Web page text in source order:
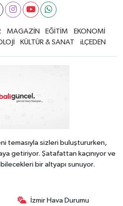
MAGAZİN EĞİTİM
EKONOMİ
KÜLTÜR & SANAT iLÇEDEN
temasıyla sizleri buluştururken,
getiriyor. Şatafattan kaçınıyor ve
bir altyapı sunuyor.
İzmir Hava Durumu